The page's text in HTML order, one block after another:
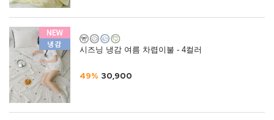
시즈닝 냉감 여름 차렵이불 - 4컬러
49% 30,900